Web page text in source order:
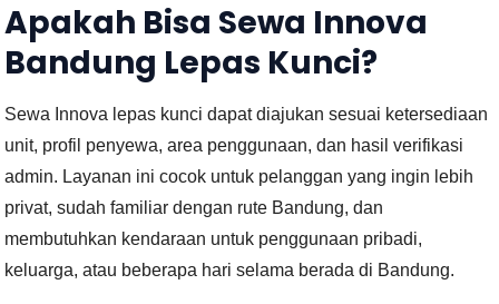
Apakah Bisa Sewa Innova
Bandung Lepas Kunci?
Sewa Innova lepas kunci dapat diajukan sesuai ketersediaan
unit, profil penyewa, area penggunaan, dan hasil verifikasi
admin. Layanan ini cocok untuk pelanggan yang ingin lebih
privat, sudah familiar dengan rute Bandung, dan
membutuhkan kendaraan untuk penggunaan pribadi,
keluarga, atau beberapa hari selama berada di Bandung.